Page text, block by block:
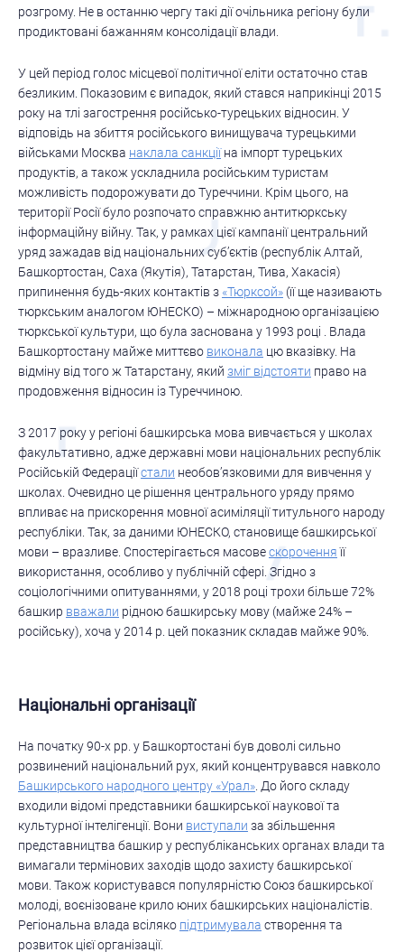
розгрому. Не в останню чергу такі дії очільника регіону були
продиктовані бажанням консолідації влади.
У цей період голос місцевої політичної еліти остаточно став
безликим. Показовим є випадок, який стався наприкінці 2015
року на тлі загострення російсько-турецьких відносин. У
відповідь на збиття російського винищувача турецькими
військами Москва наклала санкціїна імпорт турецьких
продуктів, а також ускладнила російським туристам
можливість подорожувати до Туреччини. Крім цього, на
території Росії було розпочато справжню антитюркську
інформаційну війну. Так, у рамках цієї кампанії центральний
уряд зажадав від національних суб’єктів (республік Алтай,
Башкортостан, Саха (Якутія), Татарстан, Тива, Хакасія)
припинення будь-яких контактів з «Тюрксой» (її ще називають
тюркським аналогом ЮНЕСКО) – міжнародною організацією
тюркської культури, що була заснована у 1993 році . Влада
Башкортостану майже миттєво виконала цю вказівку. На
відміну від того ж Татарстану, який зміг відстояти право на
продовження відносин із Туреччиною.
З 2017 року у регіоні башкирська мова вивчається у школах
факультативно, адже державні мови національних республік
Російській Федераціїстали необов’язковими для вивчення у
школах. Очевидно це рішення центрального уряду прямо
впливає на прискорення мовної асиміляції титульного народу
республіки. Так, за даними ЮНЕСКО, становище башкирської
мови – вразливе. Спостерігається масовескороченняїї
використання, особливо у публічній сфері. Згідно з
соціологічними опитуваннями, у 2018 році трохи більше 72%
башкир вважали рідною башкирську мову (майже 24% –
російську), хоча у 2014 р. цей показник складав майже 90%.
Національні організації
На початку 90-х рр. у Башкортостані був доволі сильно
розвинений національний рух, який концентрувався навколо
Башкирського народного центру «Урал» . До його складу
входили відомі представники башкирської наукової та
культурної інтелігенції. Вони виступали за збільшення
представництва башкир у республіканських органах влади та
вимагали термінових заходів щодо захисту башкирської
мови. Також користувався популярністю Союз башкирської
молоді, воєнізоване крило юних башкирських націоналістів.
Регіональна влада всіляко підтримувала створення та
розвиток цієї організації.